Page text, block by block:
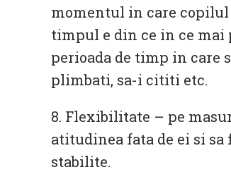
momentul in care
timpul e din ce in ce
perioada de timp in care
plimbati, sa-i cititi etc.
8. Flexibilitate – pe
atitudinea fata de ei si
stabilite.